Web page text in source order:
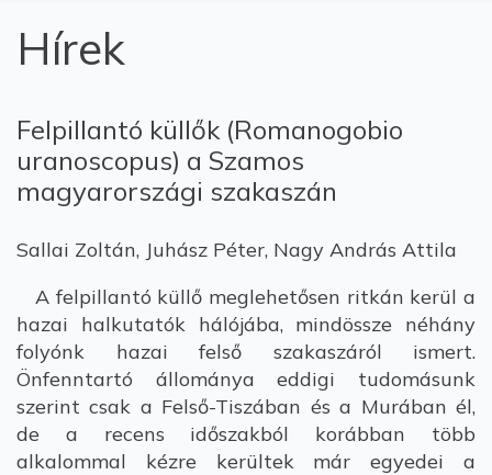
Hírek
Felpillantó küllők (Romanogobio
uranoscopus) a Szamos
magyarországi szakaszán
Sallai Zoltán, Juhász Péter, Nagy András Attila
A felpillantó küllő meglehetősen ritkán kerül a
hazai halkutatók hálójába, mindössze néhány
folyónk hazai felső szakaszáról ismert.
Önfenntartó állománya eddigi tudomásunk
szerint csak a Felső-Tiszában és a Murában él,
de a recens időszakból korábban több
alkalommal kézre kerültek már egyedei a